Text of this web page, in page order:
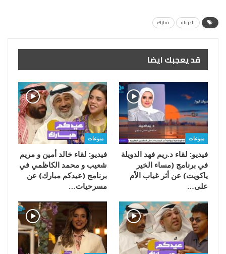
الدويلة مبارك
قد يعجبك ايضا
منوعات
فيديو: لقاء د.ريم فهد الدويلة
في برنامج (مساء الخير
ياكويت) عن أثر غياب الأم
على…
منوعات
فيديو: لقاء خالد أمين و مريم
شعيب و محمد الكاظمي في
برنامج (عيدكم مبارك) عن
مسرحيات…